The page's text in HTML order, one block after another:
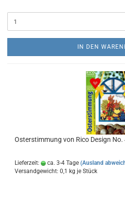
IN DEN
Osterstimmung von Rico Design No.
Lieferzeit: ca. 3-4 Tage (Ausland
Versandgewicht: 0,1 kg je Stück